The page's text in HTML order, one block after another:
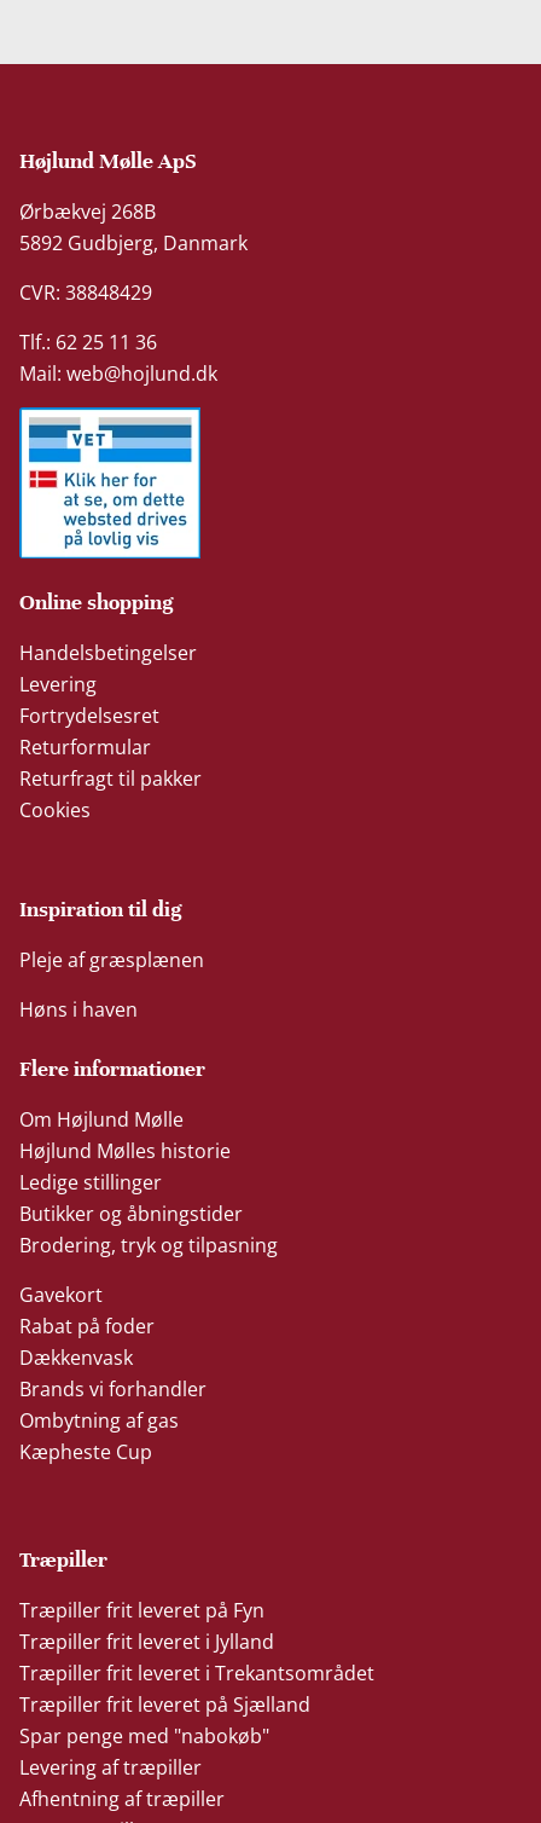
Højlund Mølle ApS
Ørbækvej 268B
5892 Gudbjerg, Danmark
CVR: 38848429
Tlf.: 62 25 11 36
Mail:web@hojlund.dk
Online shopping
Handelsbetingelser
Levering
Fortrydelsesret
Returformular
Returfragt til pakker
Cookies
Inspiration til dig
Pleje af græsplænen
Høns i haven
Flere informationer
Om Højlund Mølle
Højlund Mølles historie
Ledige stillinger
Butikker og åbningstider
Brodering, tryk og tilpasning
Gavekort
Rabat på foder
Dækkenvask
Brands vi forhandler
Ombytning af gas
Kæpheste Cup
Træpiller
Træpiller frit leveret på Fyn
Træpiller frit leveret i Jylland
Træpiller frit leveret i Trekantsområdet
Træpiller frit leveret på Sjælland
Spar penge med "nabokøb"
Levering af træpiller
Afhentning af træpiller